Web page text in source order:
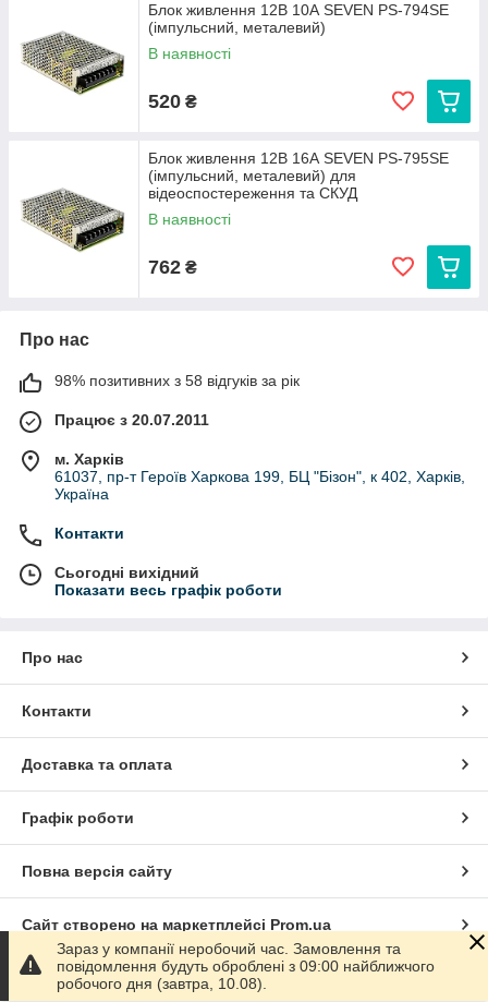
Блок живлення 12В 10А SEVEN PS-794SE
(імпульсний, металевий)
В наявності
520 ₴
Блок живлення 12В 16А SEVEN PS-795SE
(імпульсний, металевий) для
відеоспостереження та СКУД
В наявності
762 ₴
Про нас
98% позитивних з 58 відгуків за рік
Працює з 20.07.2011
м. Харків
61037, пр-т Героїв Харкова 199, БЦ "Бізон", к 402, Харків,
Україна
Контакти
Сьогодні вихідний
Показати весь графік роботи
Про нас
Контакти
Доставка та оплата
Графік роботи
Повна версія сайту
Сайт створено на маркетплейсі Prom.ua
Політика конфіденційності
Зараз у компанії неробочий час. Замовлення та
повідомлення будуть оброблені з 09:00 найближчого
робочого дня (завтра, 10.08).